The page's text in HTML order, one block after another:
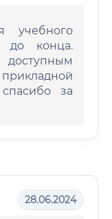
учебного
до конца.
за
28.06.2024